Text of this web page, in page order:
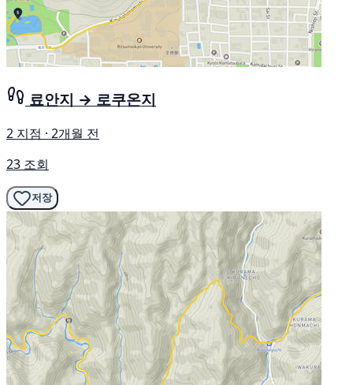
료안지 → 로쿠온지
2 지점 · 2개월 전
23 조회
저장